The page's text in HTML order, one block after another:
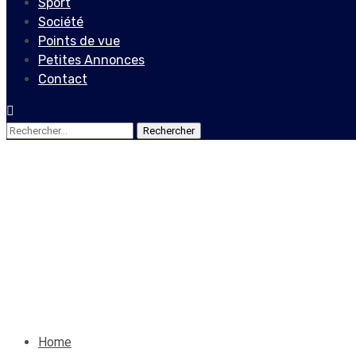
Société
Points de vue
Petites Annonces
Contact
Rechercher :
Home